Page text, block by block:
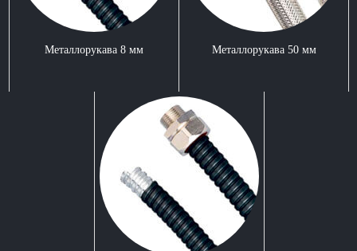
Металлорукава 8 мм Металлорукава 50 мм